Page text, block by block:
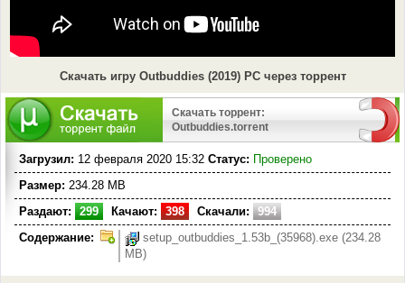
Скачать игру Outbuddies (2019) PC через торрент
Скачать торрент:
Outbuddies.torrent
Загрузил: 12 февраля 2020 15:32 Статус: Проверено
Размер: 234.28 MB
Раздают:
299 Качают: 398 Скачали:
994
Содержание:
setup_outbuddies_1.53b_(35968).exe (234.28
MB)